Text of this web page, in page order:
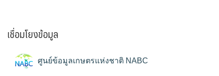
เชื่อมโยงข้อมูล
ศูนย์ข้อมูลเกษตรแห่งชาติ NABC